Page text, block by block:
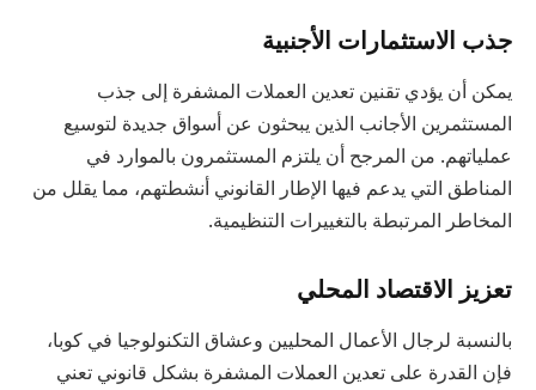
جذب الاستثمارات الأجنبية
يمكن أن يؤدي تقنين تعدين العملات المشفرة إلى جذب
المستثمرين الأجانب الذين يبحثون عن أسواق جديدة لتوسيع
عملياتهم. من المرجح أن يلتزم المستثمرون بالموارد في
المناطق التي يدعم فيها الإطار القانوني أنشطتهم، مما يقلل من
المخاطر المرتبطة بالتغييرات التنظيمية.
تعزيز الاقتصاد المحلي
بالنسبة لرجال الأعمال المحليين وعشاق التكنولوجيا في كوبا،
فإن القدرة على تعدين العملات المشفرة بشكل قانوني تعني